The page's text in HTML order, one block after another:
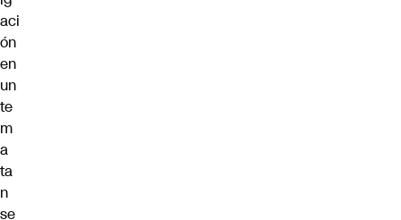
aci
ón
en
un
te
m
a
ta
n
se